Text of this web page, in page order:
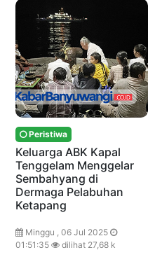
Peristiwa
Keluarga ABK Kapal
Tenggelam Menggelar
Sembahyang di
Dermaga Pelabuhan
Ketapang
Minggu , 06 Jul 2025
01:51:35
dilihat 27,68 k